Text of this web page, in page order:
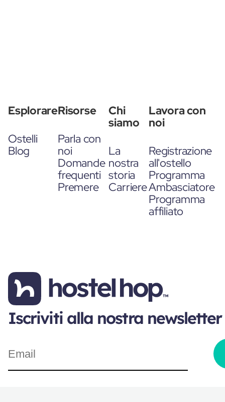
Esplorare
Ostelli
Blog
Risorse
Parla con
noi
Domande
frequenti
Premere
Chi
siamo
La
nostra
storia
Carriere
Lavora con
noi
Registrazione
all'ostello
Programma
Ambasciatore
Programma
affiliato
Iscriviti alla nostra newsletter